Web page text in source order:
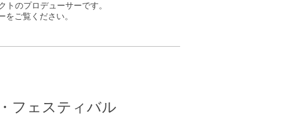
トのプロデューサーです。
をご覧ください。
フェスティバル